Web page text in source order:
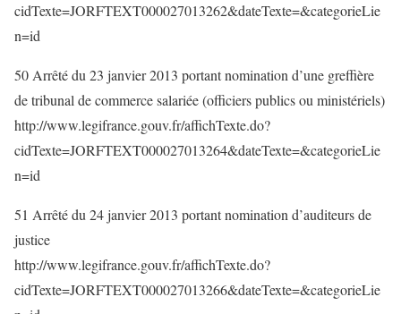
cidTexte=JORFTEXT000027013262&dateTexte=&categorieLie
n=id
50 Arrêté du 23 janvier 2013 portant nomination d’une greffière
de tribunal de commerce salariée (officiers publics ou ministériels)
http://www.legifrance.gouv.fr/affichTexte.do?
cidTexte=JORFTEXT000027013264&dateTexte=&categorieLie
n=id
51 Arrêté du 24 janvier 2013 portant nomination d’auditeurs de
justice
http://www.legifrance.gouv.fr/affichTexte.do?
cidTexte=JORFTEXT000027013266&dateTexte=&categorieLie